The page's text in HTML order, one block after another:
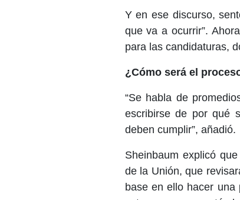
Y en ese discurso,
que va a ocurrir”.
para las candidaturas,
¿Cómo será el
“Se habla de
escribirse de por qué
deben cumplir”, añadió.
Sheinbaum explicó
de la Unión, que
base en ello hacer una